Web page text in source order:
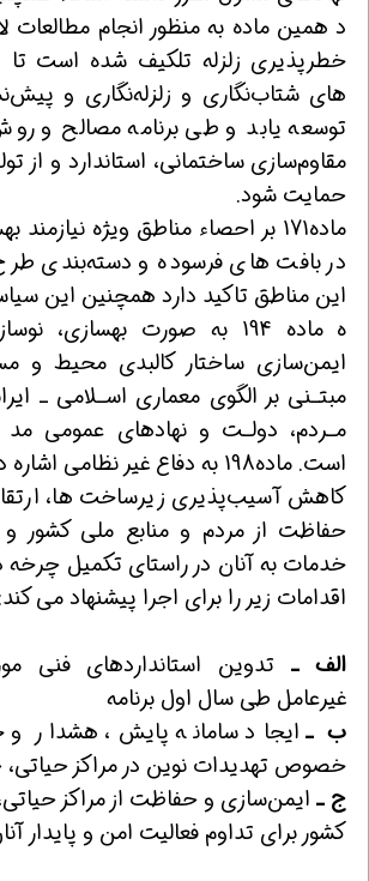
د همین ماده به منظور انجام مطالعات
خطرپذیری زلزله تلكیف شده است تا
های شتاب‌نگاری و زلزله‌نگاری و
توسعه یابد و طی برنامه مصالح و
مقاوم‌سازی ساختمانی، استاندارد و از
حمایت شود.
ماده171 بر احصاء مناطق ویژه
در بافت های فرسوده و دسته‌بندی
این مناطق تاكید دارد همچنین این
ه ماده 194 به صورت بهسازی،
ایمن‌سازی ساختار کالبدی محیط و
مبتـنی بر الگوی معماری اسـلامی ـ
مـردم، دولـت و نهادهای عمومی مد
است. ماده198 به دفاع غیر نظامی
کاهش آسیب‌پذیری زیرساخت ها،
حفاظت از مردم و منابع ملی کشور
خدمات به آنان در راستای تکمیل چرخه
اقدامات زیر را برای اجرا پیشنهاد می كند:
الف ـ تدوین استانداردهای فنی
غیرعامل طی سال اول برنامه
ب ـ ایجاد سامانه پایش، هشدار
خصوص تهدیدات نوین در مراکز
ج ـایمن‌سازی و حفاظت از مراکز
کشور برای تداوم فعالیت امن و پایدار